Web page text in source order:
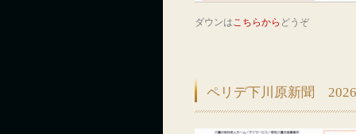
ダウンはこちらから どうぞ
ペリデ下川原新聞